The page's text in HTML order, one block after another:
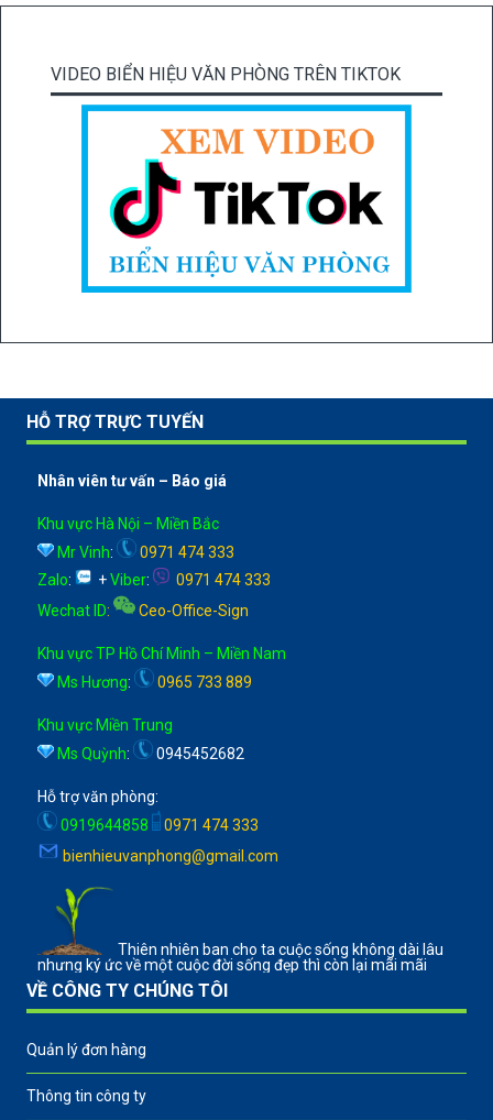
VIDEO BIỂN HIỆU VĂN PHÒNG TRÊN TIKTOK
HỖ TRỢ TRỰC TUYẾN
Nhân viên tư vấn – Báo giá
Khu vực Hà Nội – Miền Bắc
Mr Vinh:
0971 474 333
Zalo: +Viber:
0971 474 333
Wechat ID: Ceo-Office-Sign
Khu vực TP Hồ Chí Minh – Miền Nam
Ms Hương: 0965 733 889
Khu vực Miền Trung
Ms Quỳnh: 0945452682
Hỗ trợ văn phòng:
0919644858
0971 474 333
bienhieuvanphong@gmail.com
Thiên nhiên ban cho ta cuộc sống không dài lâu
nhưng ký ức về một cuộc đời sống đẹp thì còn lại mãi mãi
VỀ CÔNG TY CHÚNG TÔI
Quản lý đơn hàng
Thông tin công ty